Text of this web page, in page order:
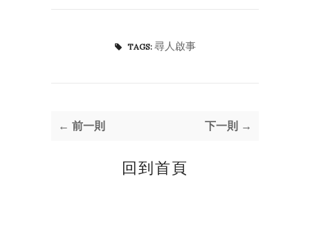
TAGS: 尋人啟事
← 前一則 下一則 →
回到首頁